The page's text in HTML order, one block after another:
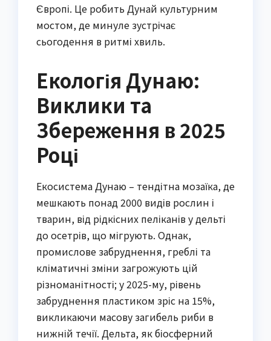
Європі. Це робить Дунай культурним
мостом, де минуле зустрічає
сьогодення в ритмі хвиль.
Екологія Дунаю:
Виклики та
Збереження в 2025
Році
Екосистема Дунаю – тендітна мозаїка, де
мешкають понад 2000 видів рослин і
тварин, від рідкісних пеліканів у дельті
до осетрів, що мігрують. Однак,
промислове забруднення, греблі та
кліматичні зміни загрожують цій
різноманітності; у 2025-му, рівень
забруднення пластиком зріс на 15%,
викликаючи масову загибель риби в
нижній течії. Дельта, як біосферний